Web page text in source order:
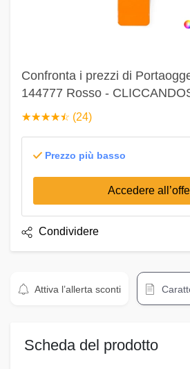
Confronta i prezzi di
144777 Rosso -
☆☆☆☆☆
★★★★★ (24)
Prezzo più basso
Accedere
Condividere
Attiva l’allerta sconti
Scheda del prodotto